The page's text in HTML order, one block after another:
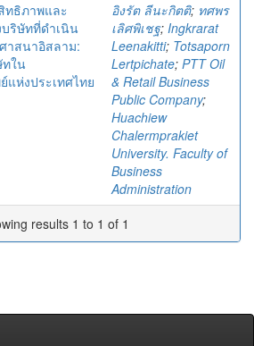
ทธิภาพและ
บริษัทที่ดำเนิน
าสนาอิสลาม:
ใน
แห่งประเทศไทย
อิงรัต ลีนะกิตติ; ทศพร
เลิศพิเชฐ; Ingkrarat
Leenakitti; Totsaporn
Lertpichate; PTT Oil
& Retail Business
Public Company;
Huachiew
Chalermprakiet
University. Faculty of
Business
Administration
results 1 to 1 of 1